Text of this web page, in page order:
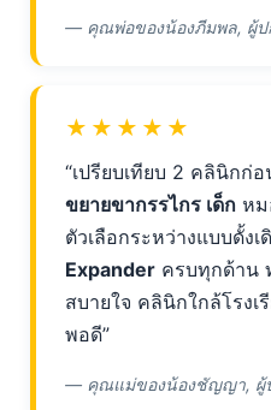
— คุณพ่อของน้องภีมพล, ผู้ป
★★★★★
“เปรียบเทียบ 2 คลินิกก่อ
ขยายขากรรไกร เด็ก หม
ตัวเลือกระหว่างแบบดั้งเ
Expander ครบทุกด้าน
สบายใจ คลินิกใกล้โรง
พอดี”
— คุณแม่ของน้องชัญญา, ผู้